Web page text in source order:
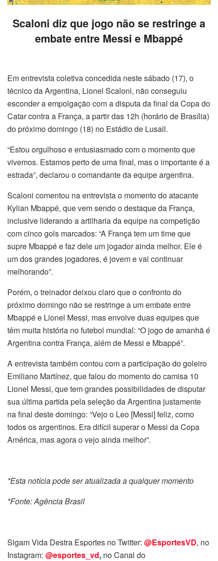
Scaloni diz que jogo não se restringe a
embate entre Messi e Mbappé
Em entrevista coletiva concedida neste sábado (17), o
técnico da Argentina, Lionel Scaloni, não conseguiu
esconder a empolgação com a disputa da final da Copa do
Catar contra a França, a partir das 12h (horário de Brasília)
do próximo domingo (18) no Estádio de Lusail.
“Estou orgulhoso e entusiasmado com o momento que
vivemos. Estamos perto de uma final, mas o importante é a
estrada”, declarou o comandante da equipe argentina.
Scaloni comentou na entrevista o momento do atacante
Kylian Mbappé, que vem sendo o destaque da França,
inclusive liderando a artilharia da equipe na competição
com cinco gols marcados: “A França tem um time que
supre Mbappé e faz dele um jogador ainda melhor. Ele é
um dos grandes jogadores, é jovem e vai continuar
melhorando”.
Porém, o treinador deixou claro que o confronto do
próximo domingo não se restringe a um embate entre
Mbappé e Lionel Messi, mas envolve duas equipes que
têm muita história no futebol mundial: “O jogo de amanhã é
Argentina contra França, além de Messi e Mbappé”.
A entrevista também contou com a participação do goleiro
Emiliano Martínez, que falou do momento do camisa 10
Lionel Messi, que tem grandes possibilidades de disputar
sua última partida pela seleção da Argentina justamente
na final deste domingo: “Vejo o Leo [Messi] feliz, como
todos os argentinos. Era difícil superar o Messi da Copa
América, mas agora o vejo ainda melhor”.
*Esta notícia pode ser atualizada a qualquer momento
*Fonte: Agência Brasil
Sigam Vida Destra Esportes no Twitter: @EsportesVD, no
Instagram: @esportes_vd, no Canal do